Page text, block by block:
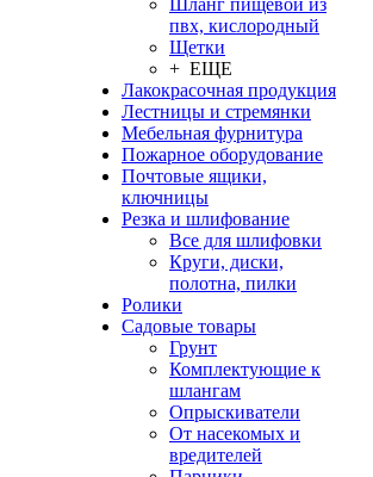
Шланг пищевой из
пвх, кислородный
Щетки
+ ЕЩЕ
Лакокрасочная продукция
Лестницы и стремянки
Мебельная фурнитура
Пожарное оборудование
Почтовые ящики,
ключницы
Резка и шлифование
Все для шлифовки
Круги, диски,
полотна, пилки
Ролики
Садовые товары
Грунт
Комплектующие к
шлангам
Опрыскиватели
От насекомых и
вредителей